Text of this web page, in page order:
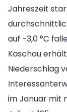
Jahreszeit
auf -3,0 °C
Kaschau
Niederschlag
im Januar mit